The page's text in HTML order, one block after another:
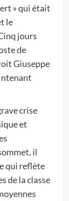
» qui était
le
jours
de
Giuseppe
crise
et
il
qui reflète
de la classe